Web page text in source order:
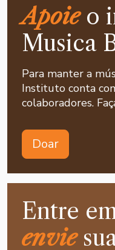
Apoieo
Musica
Para manter a
Instituto conta
colaboradores.
Doar
Entre
envie